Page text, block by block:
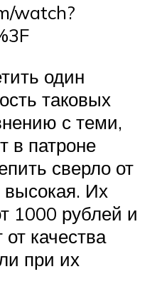
watch?
один
таковых
с теми,
в патроне
сверло от
высокая. Их
1000 рублей и
качества
при их